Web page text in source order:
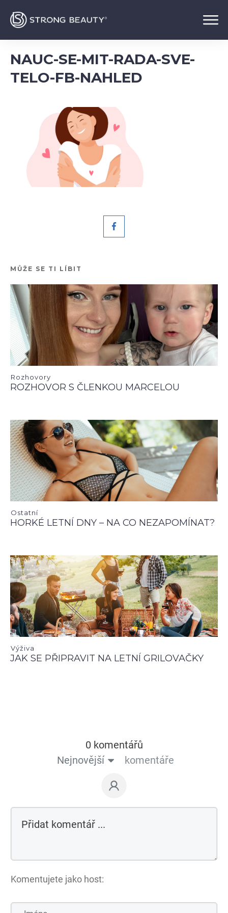
NAUC-SE-MIT-RADA-SVE-
TELO-FB-NAHLED
MŮŽE SE TI LÍBIT
Rozhovory
ROZHOVOR S ČLENKOU MARCELOU
Ostatní
HORKÉ LETNÍ DNY – NA CO NEZAPOMÍNAT?
Výživa
JAK SE PŘIPRAVIT NA LETNÍ GRILOVAČKY
0 komentářů
Nejnovější
komentáře
Komentujete jako host: